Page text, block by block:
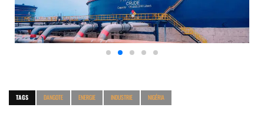
TAGS DANGOTE ENERGIE INDUSTRIE NIGÉRIA